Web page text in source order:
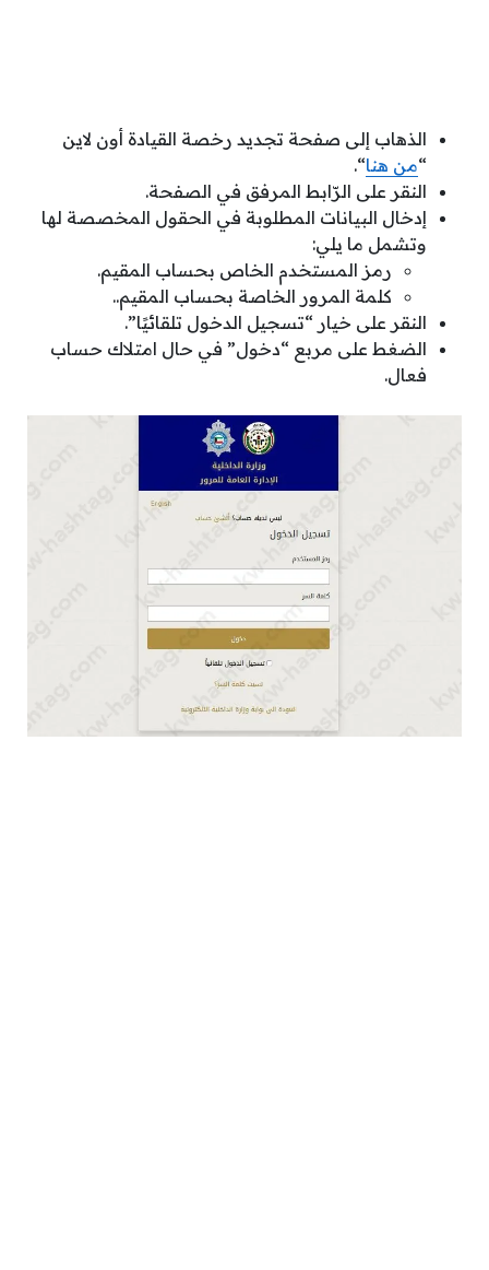
الذهاب إلى صفحة تجديد رخصة القيادة أون لاين
“من هنا“.
النقر على الرّابط المرفق في الصفحة.
إدخال البيانات المطلوبة في الحقول المخصصة لها
وتشمل ما يلي:
رمز المستخدم الخاص بحساب المقيم.
كلمة المرور الخاصة بحساب المقيم..
النقر على خيار “تسجيل الدخول تلقائيًا”.
الضغط على مربع “دخول” في حال امتلاك حساب
فعال.